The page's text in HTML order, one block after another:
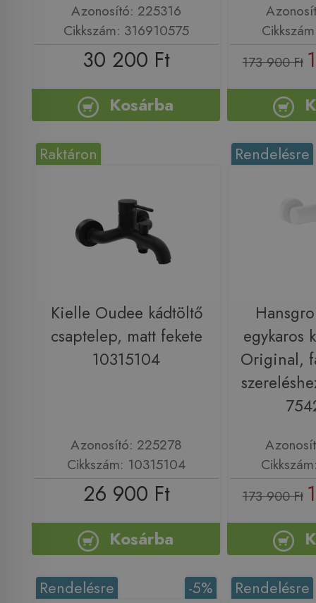
Azonosító: 225316
Cikkszám: 316910575
30 200 Ft
Kosárba
173 900 Ft
Raktáron
Kielle Oudee kádtöltő
csaptelep, matt fekete
10315104
Azonosító: 225278
Cikkszám: 10315104
26 900 Ft
Kosárba
Rendelésre
egykaros
Original,
173 900 Ft
-5%
Rendelésre Rendelésre